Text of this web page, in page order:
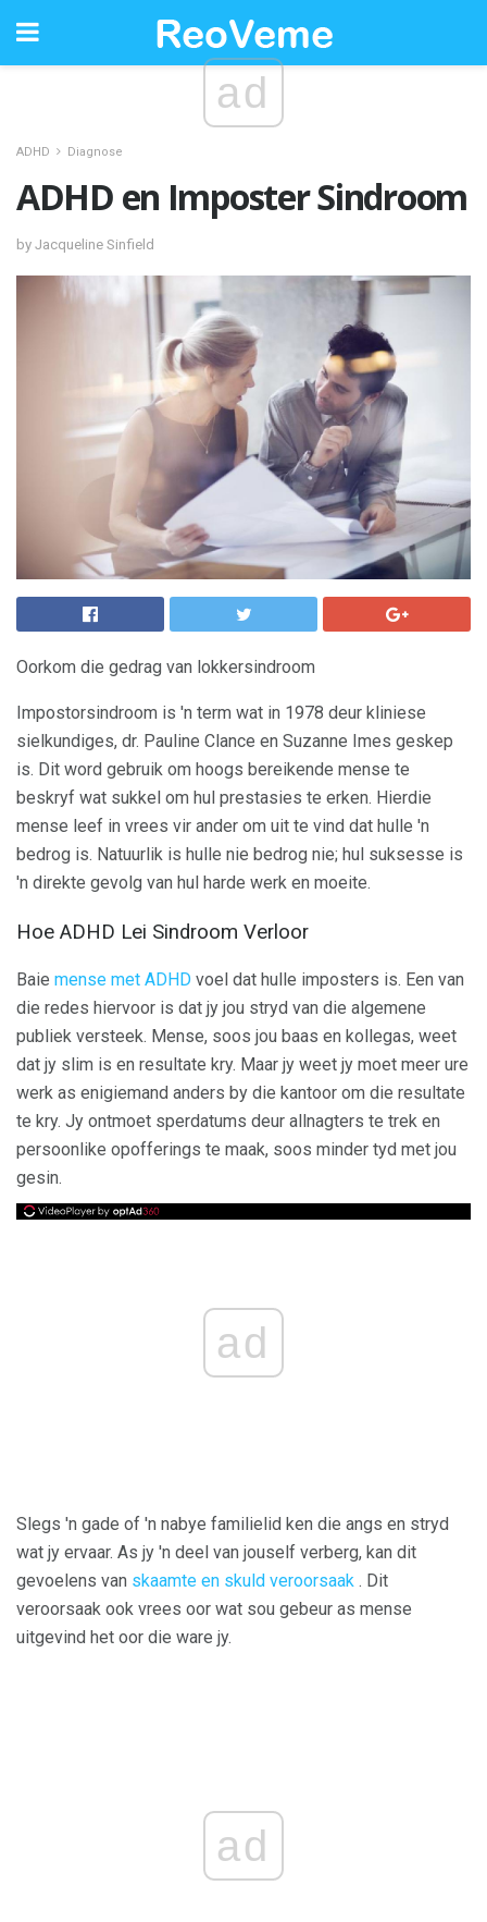
ad
ADHD Diagnose
ADHD en Imposter Sindroom
by Jacqueline Sinfield
Oorkom die gedrag van lokkersindroom
Impostorsindroom is 'n term wat in 1978 deur kliniese
sielkundiges, dr. Pauline Clance en Suzanne Imes geskep
is. Dit word gebruik om hoogs bereikende mense te
beskryf wat sukkel om hul prestasies te erken. Hierdie
mense leef in vrees vir ander om uit te vind dat hulle 'n
bedrog is. Natuurlik is hulle nie bedrog nie; hul suksesse is
'n direkte gevolg van hul harde werk en moeite.
Hoe ADHD Lei Sindroom Verloor
Baie mense met ADHD voel dat hulle imposters is. Een van
die redes hiervoor is dat jy jou stryd van die algemene
publiek versteek. Mense, soos jou baas en kollegas, weet
dat jy slim is en resultate kry. Maar jy weet jy moet meer ure
werk as enigiemand anders by die kantoor om die resultate
te kry. Jy ontmoet sperdatums deur allnagters te trek en
persoonlike opofferings te maak, soos minder tyd met jou
gesin.
ad
Slegs 'n gade of 'n nabye familielid ken die angs en stryd
wat jy ervaar. As jy 'n deel van jouself verberg, kan dit
gevoelens van skaamte en skuld veroorsaak . Dit
veroorsaak ook vrees oor wat sou gebeur as mense
uitgevind het oor die ware jy.
ad